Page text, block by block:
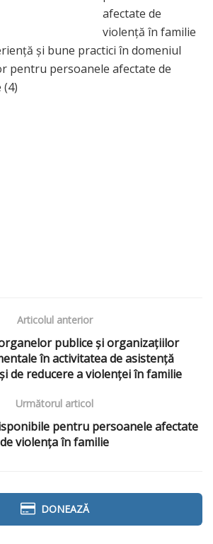
Articolul anterior
publice şi organizaţiilor
în activitatea de asistenţă
de reducere a violenţei în familie
Următorul articol
pentru persoanele afectate
de violența în familie
DONEAZĂ